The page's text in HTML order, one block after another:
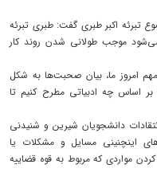
تبرئه اکبر طبری گفت: طبری تبرئه
موجب طولانی شدن روند کار
امروز ما، بیان صحبت‌ها به شکل
بر اساس چه ادبیاتی مطرح کنیم تا
دانشجویان شیرین و شنیدنی
اینچنینی مسایل و مشکلات یا
مواردی که مربوط به قوه قضاییه